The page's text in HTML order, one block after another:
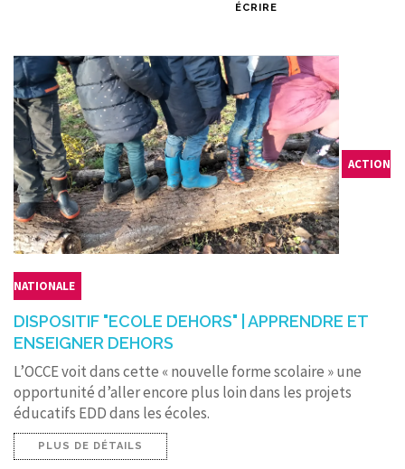
ÉCRIRE
ACTION
NATIONALE
DISPOSITIF "ECOLE DEHORS" | APPRENDRE ET
ENSEIGNER DEHORS
L’OCCE voit dans cette « nouvelle forme scolaire » une
opportunité d’aller encore plus loin dans les projets
éducatifs EDD dans les écoles.
PLUS DE DÉTAILS